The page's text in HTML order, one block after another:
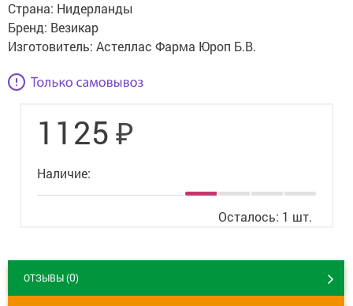
Ортопедия
Мама и малыш
Уход за больными
Витамины и БАД
Страна: Нидерланды
Бренд: Везикар
Изготовитель: Астеллас Фарма Юроп Б.В.
1125₽
Наличие:
Осталось: 1 шт.
ОТЗЫВЫ (0)